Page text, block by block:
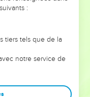
les doutes, les erreurs
alors même que ce
et responsables
afin que leurs erreurs
:
tiers tels que de la
notre service de